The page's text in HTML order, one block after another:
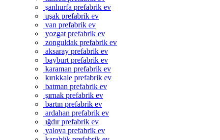
şanlıurfa prefabrik ev
uşak prefabrik ev
van prefabrik ev
yozgat prefabrik ev
zonguldak prefabrik ev
aksaray prefabrik ev
bayburt prefabrik ev
karaman prefabrik ev
kırıkkale prefabrik ev
batman prefabrik ev
şırnak prefabrik ev
bartın prefabrik ev
ardahan prefabrik ev
ığdır prefabrik ev
yalova prefabrik ev